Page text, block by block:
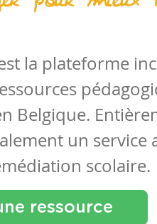
la plateforme
Belgique.
un service
scolaire.
ressource